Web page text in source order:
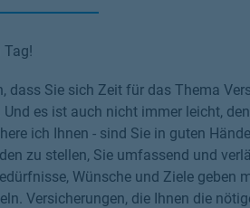
Tag!
dass Sie sich Zeit für das Thema
Und es ist auch nicht immer leicht,
ich Ihnen - sind Sie in guten
zu stellen, Sie umfassend und
Wünsche und Ziele geben
Versicherungen, die Ihnen die